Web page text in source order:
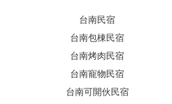
台南民宿
台南包棟民宿
台南烤肉民宿
台南寵物民宿
台南可開伙民宿